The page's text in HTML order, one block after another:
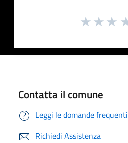
Contatta il comune
Leggi le domande frequenti
Richiedi Assistenza